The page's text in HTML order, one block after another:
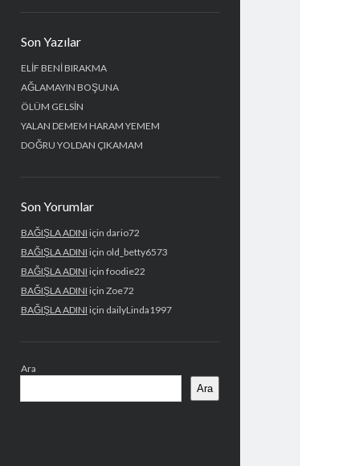
Menü
Son Yazılar
ELİF BENİ BIRAKMA
AĞLAMAYIN BOŞUNA
ÖLÜM GELSİN
YALAN DEMEM HARAM YEMEM
DOĞRU YOLDAN ÇIKAMAM
Son Yorumlar
BAĞIŞLA ADINI için dario72
BAĞIŞLA ADINI için old_betty6573
BAĞIŞLA ADINI için foodie22
BAĞIŞLA ADINI için Zoe72
BAĞIŞLA ADINI için dailyLinda1997
Ara
Ara